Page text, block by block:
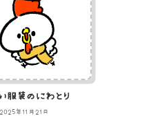
服装のにわとり
2025年11月21日